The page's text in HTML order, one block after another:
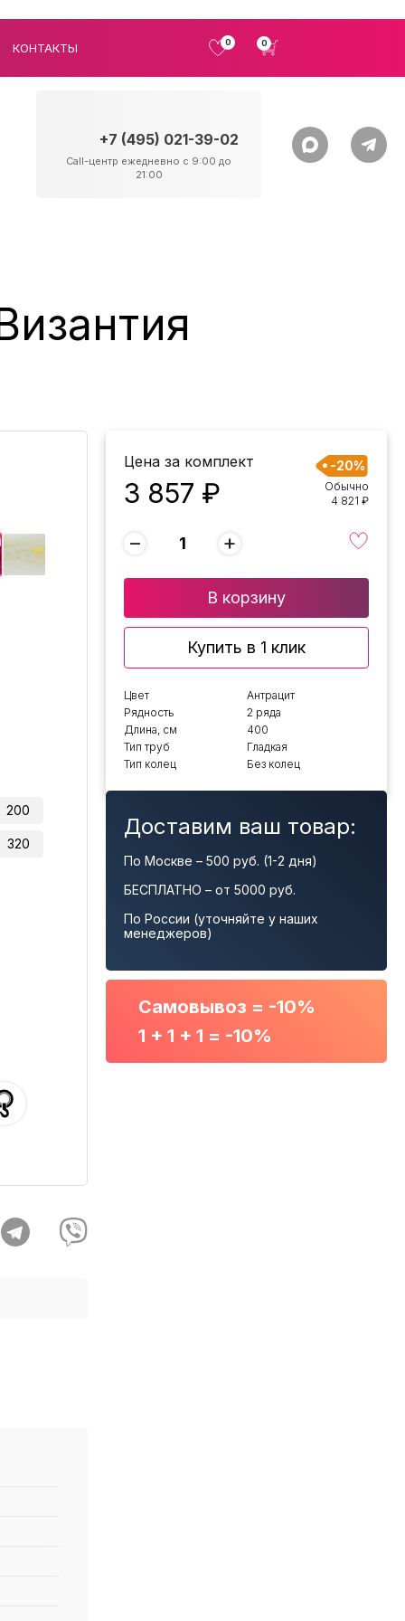
КОНТАКТЫ 0 0
+7 (495) 021-39-02
Call-центр ежедневно с 9:00 до
21:00
200
320
Цена за комплект
3 857 ₽
-20%
Обычно
4 821 ₽
− +
В корзину
Купить в 1 клик
Цвет
Антрацит
Рядность
2 ряда
Длина, см
400
Тип труб
Гладкая
Тип колец
Без колец
Доставим ваш товар:
По Москве – 500 руб. (1-2 дня)
БЕСПЛАТНО – от 5000 руб.
По России (уточняйте у наших
менеджеров)
Самовывоз = -10%
1 + 1 + 1 = -10%